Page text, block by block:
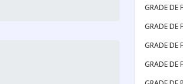
GRADE DE
GRADE DE
GRADE DE
GRADE DE